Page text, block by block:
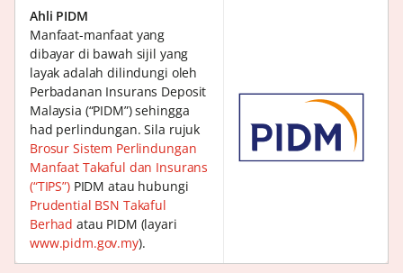
Ahli PIDM
Manfaat-manfaat yang
dibayar di bawah sijil yang
layak adalah dilindungi oleh
Perbadanan Insurans Deposit
Malaysia (“PIDM”) sehingga
had perlindungan. Sila rujuk
Brosur Sistem Perlindungan
Manfaat Takaful dan Insurans
(“TIPS”)PIDM atau hubungi
Prudential BSN Takaful
Berhad atau PIDM (layari
www.pidm.gov.my).